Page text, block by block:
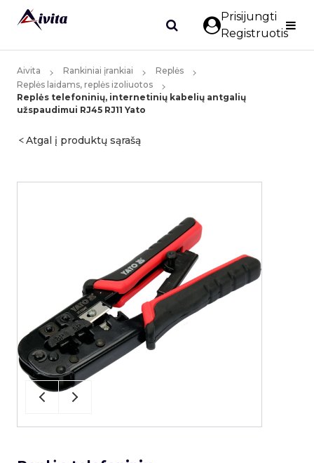
Prisijungti
Registruotis
Aivita Rankiniai įrankiai
Replės
Replės laidams, replės izoliuotos
Replės telefoninių, internetinių kabelių antgalių
užspaudimui RJ45 RJ11 Yato
Atgal į produktų sąrašą